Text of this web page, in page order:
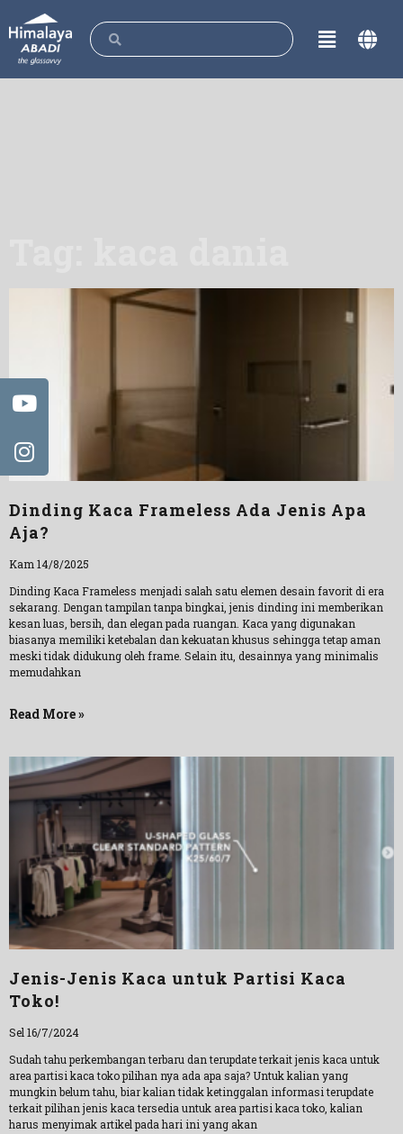
Dinding Kaca Frameless Ada Jenis Apa
Aja?
Kam 14/8/2025
Dinding Kaca Frameless menjadi salah satu elemen desain favorit di era
sekarang. Dengan tampilan tanpa bingkai, jenis dinding ini memberikan
kesan luas, bersih, dan elegan pada ruangan. Kaca yang digunakan
biasanya memiliki ketebalan dan kekuatan khusus sehingga tetap aman
meski tidak didukung oleh frame. Selain itu, desainnya yang minimalis
memudahkan
Read More »
Jenis-Jenis Kaca untuk Partisi Kaca
Toko!
Sel 16/7/2024
Sudah tahu perkembangan terbaru dan terupdate terkait jenis kaca untuk
area partisi kaca toko pilihan nya ada apa saja? Untuk kalian yang
mungkin belum tahu, biar kalian tidak ketinggalan informasi terupdate
terkait pilihan jenis kaca tersedia untuk area partisi kaca toko, kalian
harus menyimak artikel pada hari ini yang akan